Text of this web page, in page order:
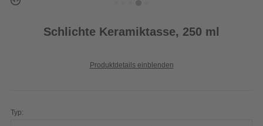
Schlichte Keramiktasse, 250 ml
Produktdetails einblenden
Typ: